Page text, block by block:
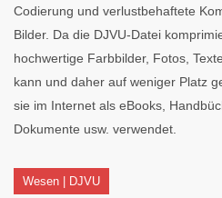
Codierung und verlustbehaftete
Bilder. Da die DJVU-Datei
hochwertige Farbbilder, Fotos,
kann und daher auf weniger Platz
sie im Internet als eBooks,
Dokumente usw. verwendet.
Wesen | DJVU